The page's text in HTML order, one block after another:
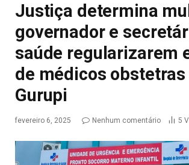
Justiça determina
governador e
saúde regularizarem
de médicos obstetras
Gurupi
fevereiro 6, 2025 Nenhum comentário 5